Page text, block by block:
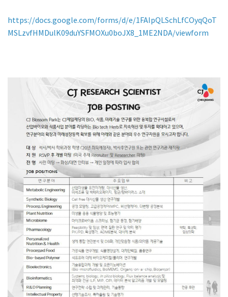
https://docs.google.com/forms/d/e/1FAIpQLSchLfCOyqQoT
MSLzvfHMDulK09duYSFMOXu0boJX8_1ME2NDA/viewform